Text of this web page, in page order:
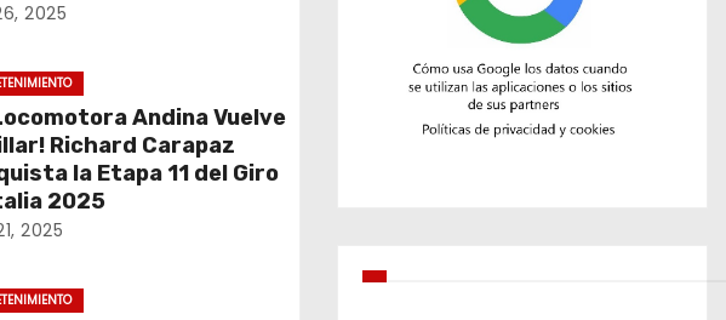
2025
Andina Vuelve
Richard Carapaz
la Etapa 11 del Giro
2025
2025